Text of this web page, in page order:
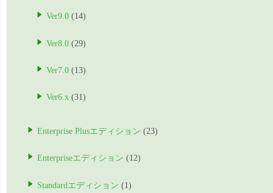
Ver9.0 (14)
Ver8.0 (29)
Ver7.0 (13)
Ver6.x (31)
Enterprise Plusエディション (23)
Enterpriseエディション (12)
Standardエディション (1)